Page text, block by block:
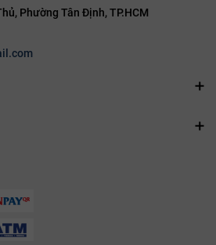
Phường Tân Định, TP.HCM